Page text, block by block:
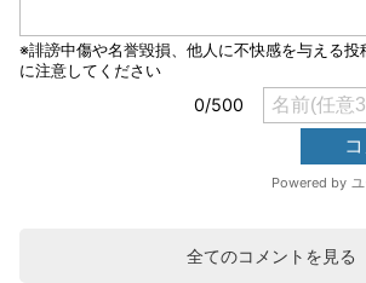
全てのコメントを見る